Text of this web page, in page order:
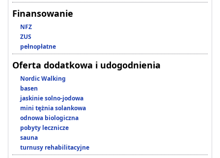
Finansowanie
NFZ
ZUS
pełnopłatne
Oferta dodatkowa i udogodnienia
Nordic Walking
basen
jaskinie solno-jodowa
mini tężnia solankowa
odnowa biologiczna
pobyty lecznicze
sauna
turnusy rehabilitacyjne